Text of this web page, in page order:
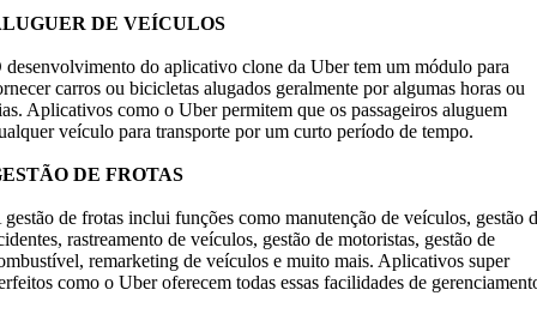
DE VEÍCULOS
desenvolvimento do aplicativo clone da Uber tem um módulo para
carros ou bicicletas alugados geralmente por algumas horas ou
Aplicativos como o Uber permitem que os passageiros aluguem
veículo para transporte por um curto período de tempo.
DE FROTAS
gestão de frotas inclui funções como manutenção de veículos, gestão
rastreamento de veículos, gestão de motoristas, gestão de
remarketing de veículos e muito mais. Aplicativos super
como o Uber oferecem todas essas facilidades de